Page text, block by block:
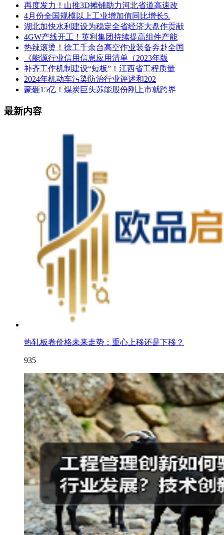
再度发力！山推3D摊铺助力河北省道高速改
4月份全国规模以上工业增加值同比增长5.
湖北加快水利建设为稳定全省经济大盘作贡献
4GW产线开工！英利集团持续提高组件产能
热辣滚烫！徐工千余台高空作业装备奔赴全国
《能源行业信用信息应用清单（2023年版
补齐工作机制建设“短板”！江西省工程质量
2024年机动车污染防治行业评述和202
豪砸15亿！煤炭巨头苏能股份刚上市就跨界
最新内容
热轧板卷价格未来走势：重心上移还是下移？
935